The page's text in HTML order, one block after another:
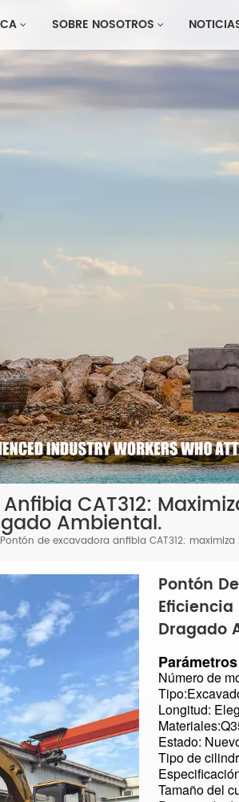
SOBRE NOSOTROS
CAT312:
Ambiental.
Pontón de excavadora anfibia CAT312:
Pontón
Eficiencia
Dragado
Número de
Tipo:
Longitud:
Materiales:
Estado:
Tipo de
Tamaño del